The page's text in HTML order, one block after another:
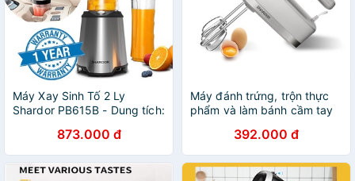
Máy Xay Sinh Tố 2 Ly
Shardor PB615B - Dung tích:
873.000 đ
Máy đánh trứng, trộn thực
phẩm và làm bánh cầm tay
Bảo hành 12 tháng
392.000 đ